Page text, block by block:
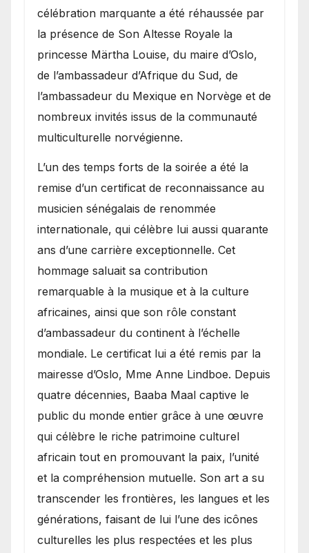
célébration marquante a été réhaussée par
la présence de Son Altesse Royale la
princesse Märtha Louise, du maire d’Oslo,
de l’ambassadeur d’Afrique du Sud, de
l’ambassadeur du Mexique en Norvège et de
nombreux invités issus de la communauté
multiculturelle norvégienne.
​L’un des temps forts de la soirée a été la
remise d’un certificat de reconnaissance au
musicien sénégalais de renommée
internationale, qui célèbre lui aussi quarante
ans d’une carrière exceptionnelle. Cet
hommage saluait sa contribution
remarquable à la musique et à la culture
africaines, ainsi que son rôle constant
d’ambassadeur du continent à l’échelle
mondiale. Le certificat lui a été remis par la
mairesse d’Oslo, Mme Anne Lindboe. Depuis
quatre décennies, Baaba Maal captive le
public du monde entier grâce à une œuvre
qui célèbre le riche patrimoine culturel
africain tout en promouvant la paix, l’unité
et la compréhension mutuelle. Son art a su
transcender les frontières, les langues et les
générations, faisant de lui l’une des icônes
culturelles les plus respectées et les plus